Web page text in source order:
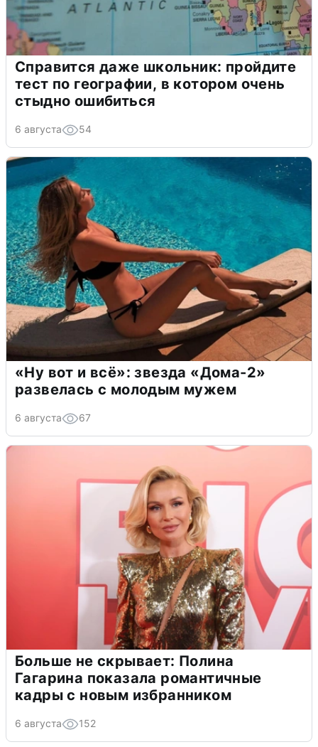
Справится даже школьник: пройдите
тест по географии, в котором очень
стыдно ошибиться
6 августа 54
«Ну вот и всё»: звезда «Дома-2»
развелась с молодым мужем
6 августа 67
Больше не скрывает: Полина
Гагарина показала романтичные
кадры с новым избранником
6 августа 152